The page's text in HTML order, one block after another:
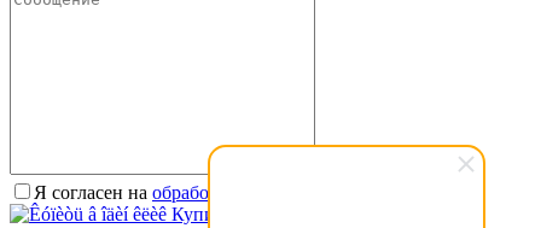
Я согласен на обработку персональных данных.
Купить в один клик